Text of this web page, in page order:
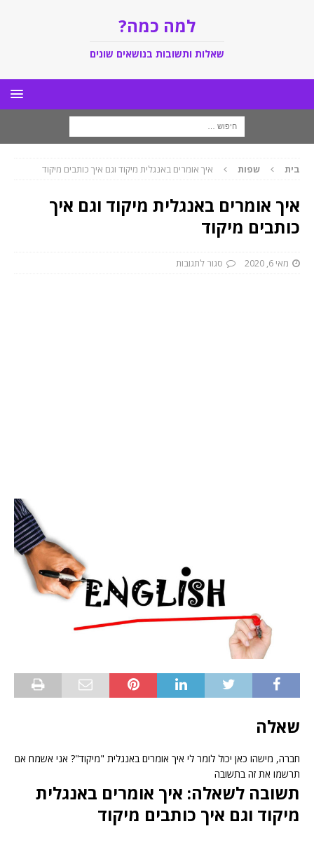
למה כמה?
שאלות ותשובות בנושאים שונים
בית שפות איך אומרים באנגלית מיקוד וגם איך כותבים מיקוד
איך אומרים באנגלית מיקוד וגם איך
כותבים מיקוד
מאי 6, 2020 סגור לתגובות
שאלה
חברה, מישהו כאן יכול לומר לי איך אומרים באנגלית "מיקוד"? אני אשמח אם
תרשמו את זה בתשובה
תשובה לשאלה: איך אומרים באנגלית
מיקוד וגם איך כותבים מיקוד